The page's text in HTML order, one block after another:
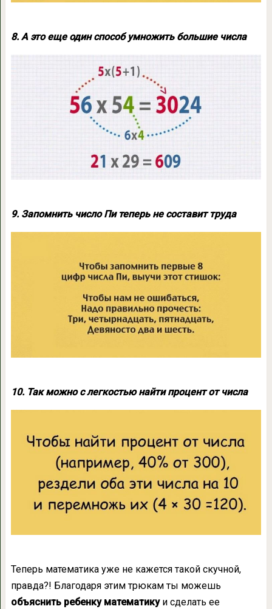
8. А это еще один способ умножить большие числа
9. Запомнить число Пи теперь не составит труда
10. Так можно с легкостью найти процент от числа
Теперь математика уже не кажется такой скучной,
правда?! Благодаря этим трюкам ты можешь
объяснить ребенку математикуи сделать ее